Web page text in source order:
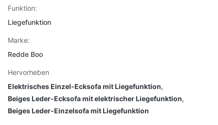
Funktion:
Liegefunktion
Marke:
Redde Boo
Hervorheben
Elektrisches Einzel-Ecksofa mit Liegefunktion,
Beiges Leder-Ecksofa mit elektrischer Liegefunktion,
Beiges Leder-Einzelsofa mit Liegefunktion